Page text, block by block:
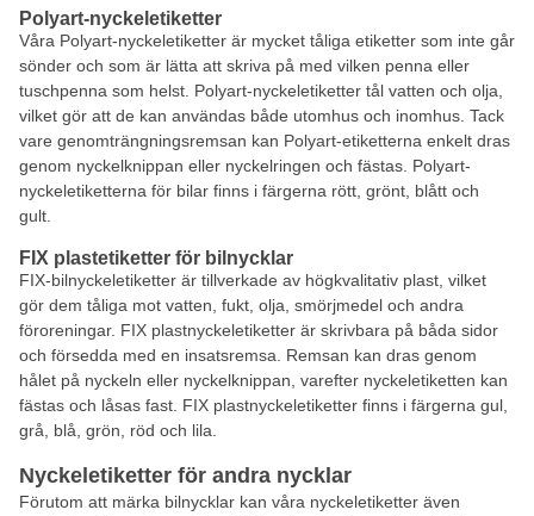
Polyart-nyckeletiketter
Våra Polyart-nyckeletiketter är mycket tåliga etiketter som inte går
sönder och som är lätta att skriva på med vilken penna eller
tuschpenna som helst. Polyart-nyckeletiketter tål vatten och olja,
vilket gör att de kan användas både utomhus och inomhus. Tack
vare genomträngningsremsan kan Polyart-etiketterna enkelt dras
genom nyckelknippan eller nyckelringen och fästas. Polyart-
nyckeletiketterna för bilar finns i färgerna rött, grönt, blått och
gult.
FIX plastetiketter för bilnycklar
FIX-bilnyckeletiketter är tillverkade av högkvalitativ plast, vilket
gör dem tåliga mot vatten, fukt, olja, smörjmedel och andra
föroreningar. FIX plastnyckeletiketter är skrivbara på båda sidor
och försedda med en insatsremsa. Remsan kan dras genom
hålet på nyckeln eller nyckelknippan, varefter nyckeletiketten kan
fästas och låsas fast. FIX plastnyckeletiketter finns i färgerna gul,
grå, blå, grön, röd och lila.
Nyckeletiketter för andra nycklar
Förutom att märka bilnycklar kan våra nyckeletiketter även